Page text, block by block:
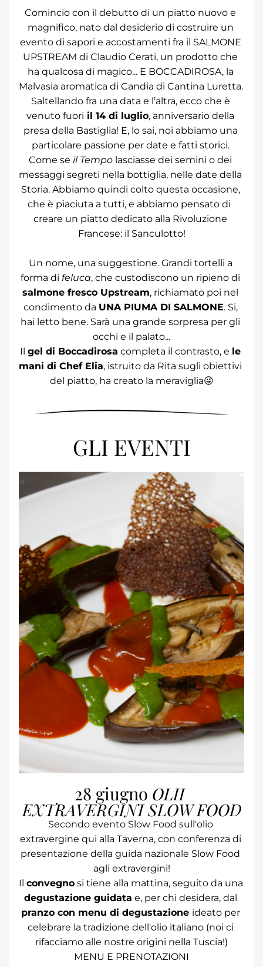
Comincio con il debutto di un piatto nuovo e
magnifico, nato dal desiderio di costruire un
evento di sapori e accostamenti fra il SALMONE
UPSTREAM di Claudio Cerati, un prodotto che
ha qualcosa di magico... E BOCCADIROSA, la
Malvasia aromatica di Candia di Cantina Luretta.
Saltellando fra una data e l’altra, ecco che è
venuto fuori il 14 di luglio, anniversario della
presa della Bastiglia! E, lo sai, noi abbiamo una
particolare passione per date e fatti storici.
Come se il Tempo lasciasse dei semini o dei
messaggi segreti nella bottiglia, nelle date della
Storia. Abbiamo quindi colto questa occasione,
che è piaciuta a tutti, e abbiamo pensato di
creare un piatto dedicato alla Rivoluzione
Francese: il Sanculotto!
Un nome, una suggestione. Grandi tortelli a
forma di feluca
salmone fresco Upstream, richiamato poi nel
condimento da UNA PIUMA DI SALMONE. Si,
hai letto bene. Sarà una grande sorpresa per gli
occhi e il palato...
Il gel di Boccadirosa completa il contrasto, e le
mani di Chef Elia, istruito da Rita sugli obiettivi
del piatto, ha creato la meraviglia😜
GLI EVENTI
28 giugno OLII
EXTRAVERGINI SLOW FOOD
Secondo evento Slow Food sull'olio
extravergine qui alla Taverna, con conferenza di
presentazione della guida nazionale Slow Food
agli extravergini!
Il convegno
degustazione guidata
pranzo con menu di degustazione ideato per
celebrare la tradizione dell'olio italiano (noi ci
rifacciamo alle nostre origini nella Tuscia!)
MENU E PRENOTAZIONI